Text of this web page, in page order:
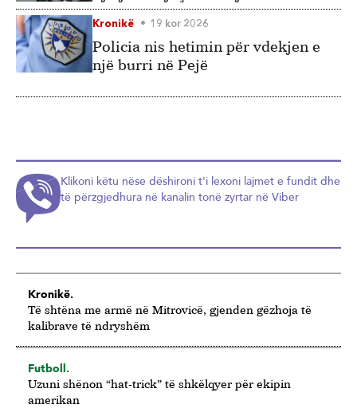
Kronikë 19 kor 2026
Policia nis hetimin për vdekjen e
një burri në Pejë
Klikoni këtu nëse dëshironi t'i lexoni lajmet e fundit dhe
të përzgjedhura në kanalin tonë zyrtar në Viber
Kronikë.
Të shtëna me armë në Mitrovicë, gjenden gëzhoja të
kalibrave të ndryshëm
Futboll.
Uzuni shënon “hat-trick” të shkëlqyer për ekipin
amerikan